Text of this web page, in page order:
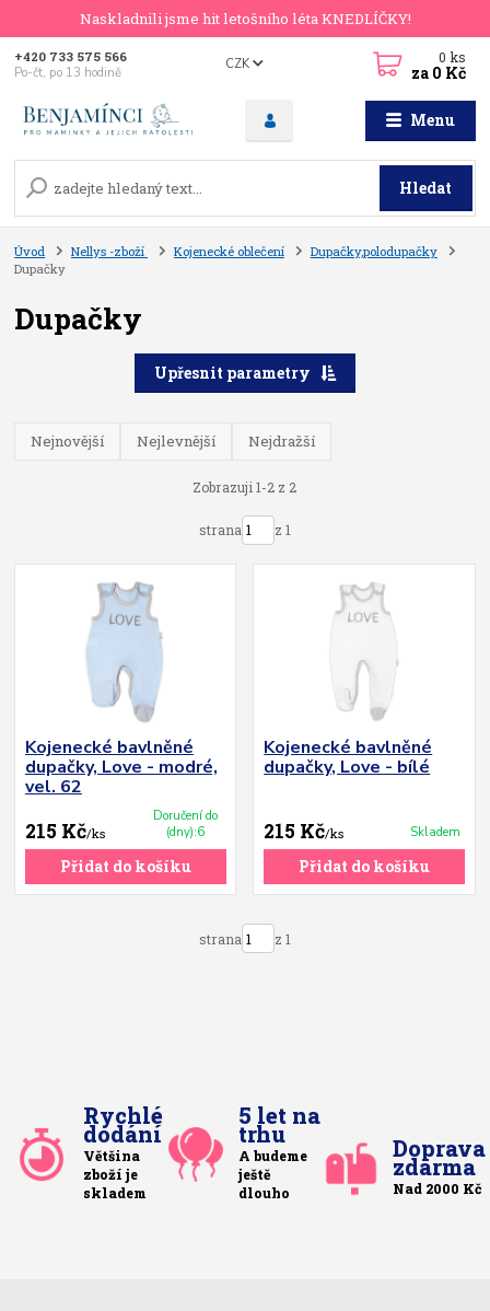
Naskladnili jsme hit letošního léta KNEDLÍČKY!
Menu
CZK
Hledat
+420 733 575 566
Po-čt, po 13 hodině
0ks
za 0 Kč
Úvod Nellys -zboží Kojenecké oblečení
Dupačky,polodupačky
Dupačky
Dupačky
Upřesnit parametry
Nejnovější Nejlevnější Nejdražší
Zobrazuji 1-2 z 2
strana z 1
Kojenecké bavlněné
dupačky, Love - modré,
vel. 62
215 Kč/ks
Doručení do
(dny):6
Přidat do košíku
Kojenecké bavlněné
dupačky, Love - bílé
215 Kč/ks Skladem
Přidat do košíku
strana z 1
Rychlé
dodání
Většina
zboží je
skladem
5 let na
trhu
A budeme
ještě
dlouho
Doprava
zdarma
Nad 2000 Kč